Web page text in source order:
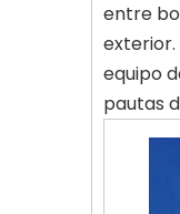
entre
equipo
pautas